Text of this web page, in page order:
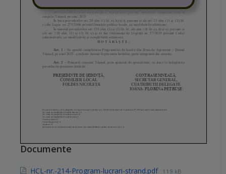
Documente
HCL-nr.-214-Program-lucrari-strand.pdf 119 kB